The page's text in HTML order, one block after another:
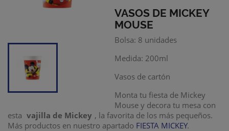
VASOS DE MICKEY
MOUSE
Bolsa: 8 unidades
Medida: 200ml
Vasos de cartón
Monta tu fiesta de Mickey
Mouse y decora tu mesa con
esta vajilla de Mickey , la favorita de los más pequeños.
Más productos en nuestro apartado FIESTA MICKEY.